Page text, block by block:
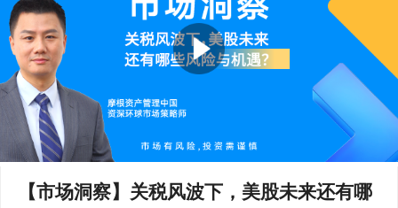
【市场洞察】关税风波下，美股未来还有哪